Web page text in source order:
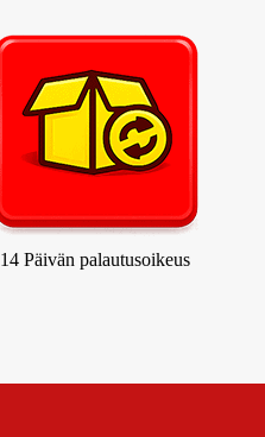
14 Päivän palautusoikeus